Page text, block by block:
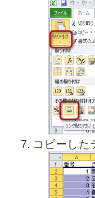
コピーした